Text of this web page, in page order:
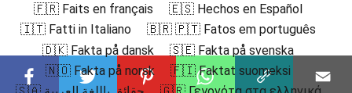
🇫🇷 Faits en français
🇪🇸 Hechos en Español
🇮🇹 Fatti in Italiano
🇧🇷 🇵🇹 Fatos em português
🇩🇰 Fakta på dansk
🇸🇪 Fakta på svenska
🇳🇴 Fakta på norsk
🇫🇮 Faktat suomeksi